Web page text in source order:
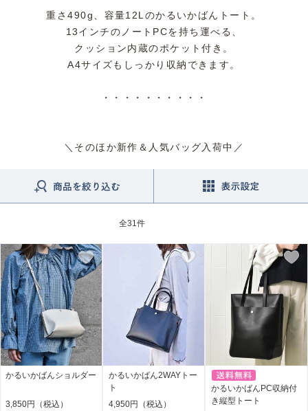
重さ490g、容量12Lのかるいかばんトート。
13インチのノートPCを持ち運べる、
クッション内蔵のポケット付き。
A4サイズもしっかり収納できます。
・・・・・・・・・・
＼そのほか新作＆人気バッグ入荷中／
全31件
かるいかばんショルダー
3,850円（税込）
かるいかばん2WAYトー
ト
4,950円（税込）
かるいかばんPC収納付
き縦型トート